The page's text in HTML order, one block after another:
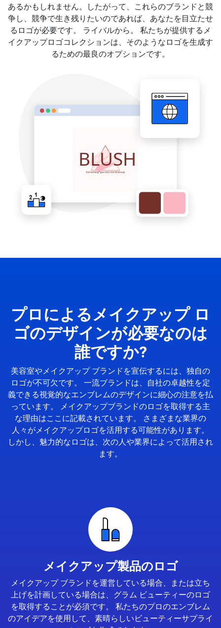
あるかもしれません。したがって、これらのブランドと競
争し、競争で生き残りたいのであれば、あなたを目立たせ
るロゴが必要です。 ライバルから。 私たちが提供するメ
イクアップロゴコレクションは、そのようなロゴを生成す
るための最良のオプションです。
プロによるメイクアップ ロ
ゴのデザインが必要なのは
誰ですか?
美容室やメイクアップ ブランドを宣伝するには、独自の
ロゴが不可欠です。 一流ブランドは、自社の卓越性を定
義できる視覚的なエンブレムのデザインに細心の注意を払
っています。 メイクアップブランドのロゴを取得する主
な理由はここに記載されています。 さまざまな業界の
人々がメイクアップロゴを活用する可能性があります。
しかし、魅力的なロゴは、次の人や業界によって活用され
ます。
メイクアップ製品のロゴ
メイクアップ ブランドを運営している場合、または立ち
上げを計画している場合は、グラム ビューティーのロゴ
を取得することが必須です。 私たちのプロのエンブレム
のアイデアを使用して、素晴らしいビューティーサプライ